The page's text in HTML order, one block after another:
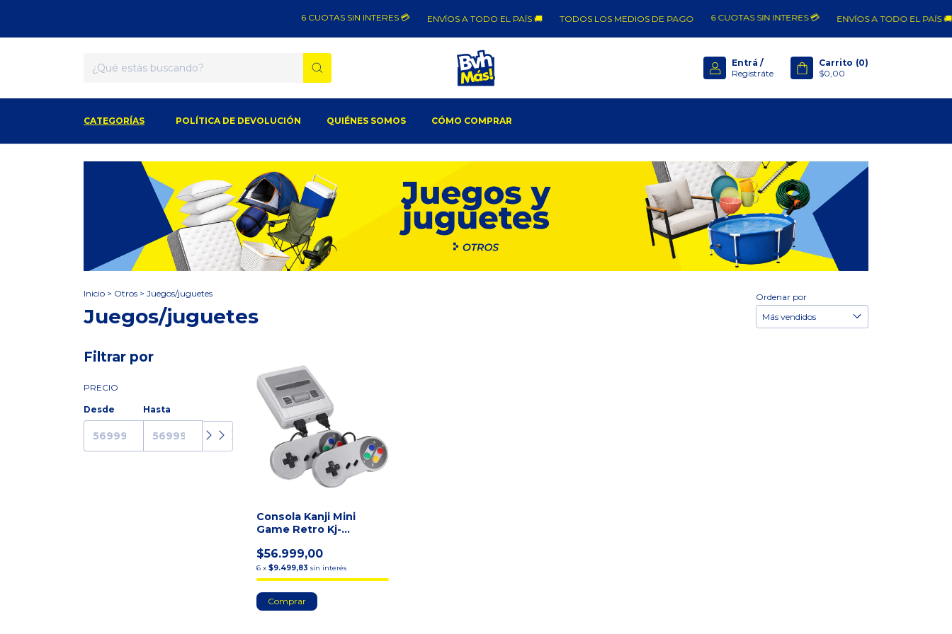
6 CUOTAS SIN INTERES 💳 ENVÍOS A TODO EL PAÍS 🚚 TODOS LOS MEDIOS DE PAGO 6 CUOTAS SIN INTERES 💳 ENVÍOS A TODO EL PAÍS 🚚
Entrá /
Registráte
Carrito (0)
$0,00
CATEGORÍAS POLÍTICA DE DEVOLUCIÓN QUIÉNES SOMOS CÓMO COMPRAR
Inicio > Otros > Juegos/juguetes
Juegos/juguetes
Ordenar por
Filtrar por
PRECIO
Desde Hasta
Consola Kanji Mini
Game Retro Kj-
Blanco/gr
$56.999,00
6 x$9.499,83 sin interés